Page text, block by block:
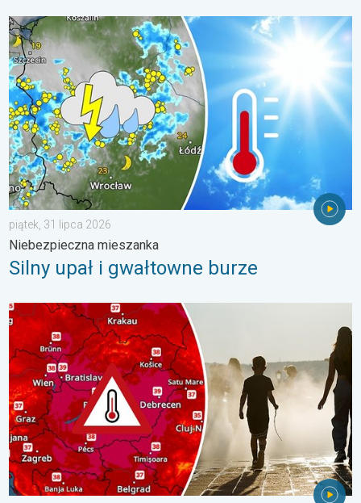
Silny upał i gwałtowne burze. Niebezpieczna mieszanka. . .
piątek, 31 lipca 2026
Niebezpieczna mieszanka
Silny upał i gwałtowne burze
Ekstremalny upał w Europie Wschodniej. Ponad 40 stopni. . .